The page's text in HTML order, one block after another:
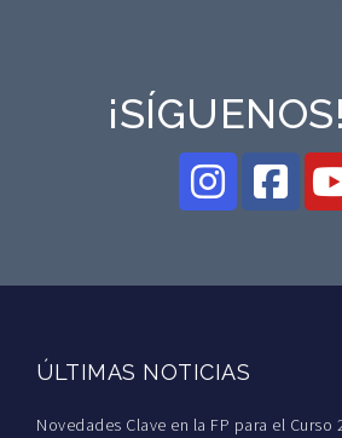
¡SÍGUENOS!
ÚLTIMAS NOTICIAS
Novedades Clave en la FP para el Curso